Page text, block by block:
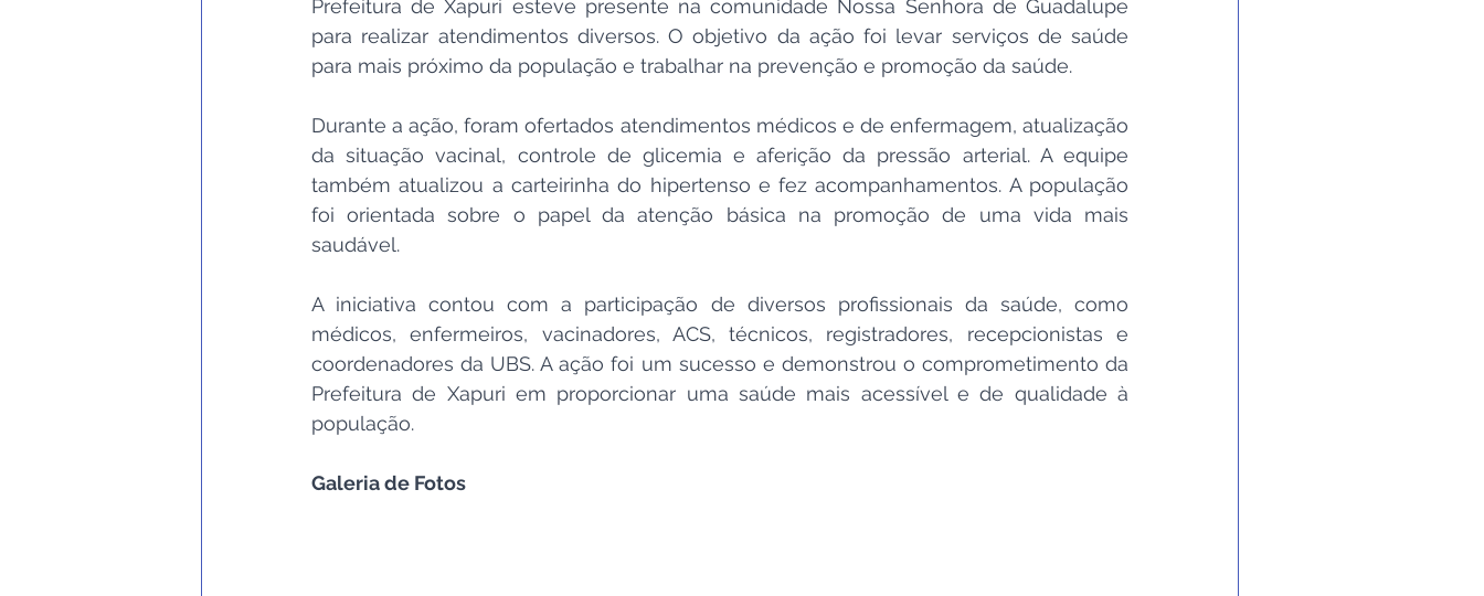
Vigilância Sanitária
Prefeitura de Xapuri esteve presente na comunidade Nossa Senhora de Guadalupe
para realizar atendimentos diversos. O objetivo da ação foi levar serviços de saúde
para mais próximo da população e trabalhar na prevenção e promoção da saúde.
Durante a ação, foram ofertados atendimentos médicos e de enfermagem, atualização
da situação vacinal, controle de glicemia e aferição da pressão arterial. A equipe
também atualizou a carteirinha do hipertenso e fez acompanhamentos. A população
foi orientada sobre o papel da atenção básica na promoção de uma vida mais
saudável.
A iniciativa contou com a participação de diversos profissionais da saúde, como
médicos, enfermeiros, vacinadores, ACS, técnicos, registradores, recepcionistas e
coordenadores da UBS. A ação foi um sucesso e demonstrou o comprometimento da
Prefeitura de Xapuri em proporcionar uma saúde mais acessível e de qualidade à
população.
Galeria de Fotos